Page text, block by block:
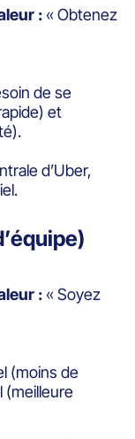
:« Obtenez
de se
et
d’Uber,
:« Soyez
(moins de
(meilleure